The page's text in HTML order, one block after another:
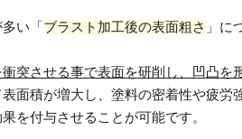
い「 ブラスト加工後の表面粗さ 」に
突させる事で表面を研削し、凹凸を
面積が増大し、塗料の密着性や疲労
を付与させることが可能です。